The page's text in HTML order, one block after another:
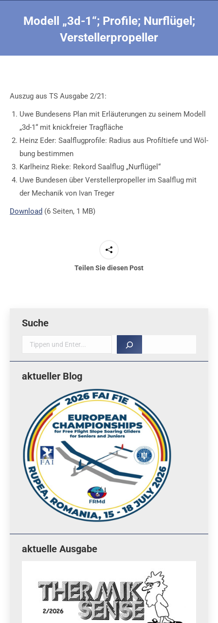
Modell „3d-1“; Profile; Nurflügel;
Verstellerpropeller
Auszug aus TS Ausgabe 2/21:
Uwe Bundesens Plan mit Erläuterungen zu seinem Modell
„3d-1“ mit knickfreier Tragfläche
Heinz Eder: Saalflugprofile: Radius aus Profiltiefe und Wöl-
bung bestimmen
Karlheinz Rieke: Rekord Saalflug „Nurflügel“
Uwe Bundesen über Verstellerpropeller im Saalflug mit
der Mechanik von Ivan Treger
Download (6 Seiten, 1 MB)
Teilen Sie diesen Post
Suche
Suche
aktueller Blog
aktuelle Ausgabe